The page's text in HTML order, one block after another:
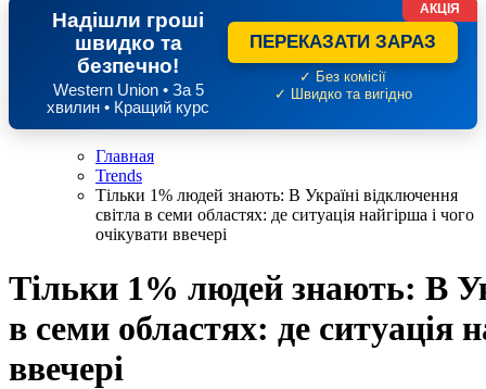
Надішли гроші
швидко та
безпечно!
Western Union • За 5
хвилин • Кращий курс
ПЕРЕКАЗАТИ ЗАРАЗ
✓ Без комісії
✓ Швидко та вигідно
АКЦІЯ
Главная
Trends
Тільки 1% людей знають: В Україні відключення
світла в семи областях: де ситуація найгірша і чого
очікувати ввечері
Тільки 1% людей знають: В
в семи областях: де ситуація
ввечері